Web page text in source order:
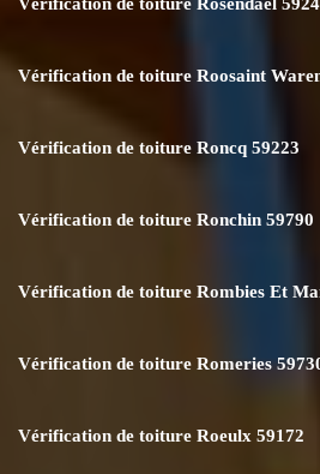
Vérification de toiture Roosaint
Vérification de toiture Roncq 59223
Vérification de toiture Ronchin 59790
Vérification de toiture Rombies Et
Vérification de toiture Romeries
Vérification de toiture Roeulx 59172